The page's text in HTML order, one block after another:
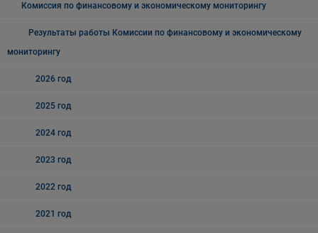
Комиссия по финансовому и экономическому мониторингу
Результаты работы Комиссии по финансовому и экономическому
мониторингу
2026 год
2025 год
2024 год
2023 год
2022 год
2021 год